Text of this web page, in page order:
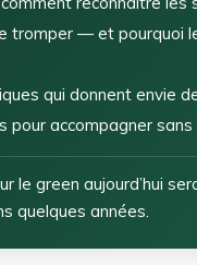
tromper — et pourquoi
qui donnent envie
accompagner sans
le green aujourd’hui
quelques années.